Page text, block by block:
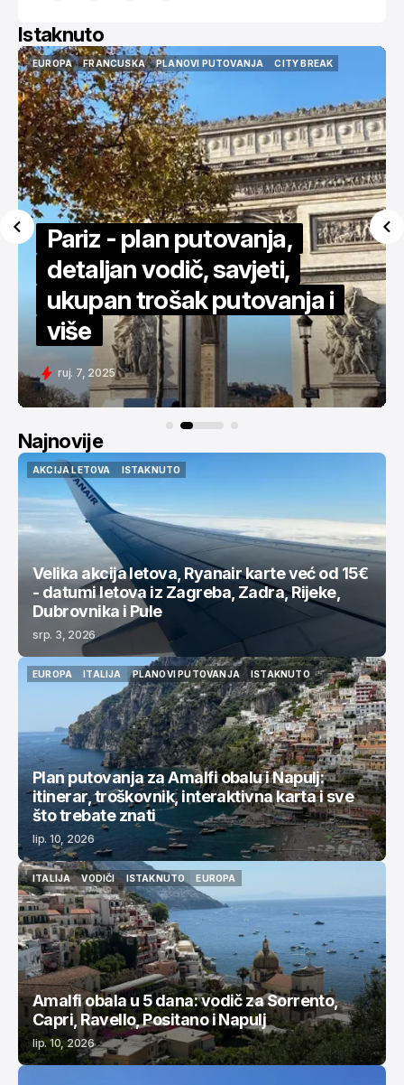
Istaknuto
USA
USA
AMERIKA
AMERIKA
NEW YORK
NEW YORK
CITY BREAK
CITY BREAK
VODIČI
ISTAKNUTO
Za 450€ povratno u New
York - detaljan vodič
svi. 11, 2025
Najnovije
AKCIJA LETOVA
AKCIJA LETOVA
ISTAKNUTO
Velika akcija letova, Ryanair karte već od 15€
- datumi letova iz Zagreba, Zadra, Rijeke,
Dubrovnika i Pule
srp. 3, 2026
EUROPA
ITALIJA
ITALIJA
PLANOVI PUTOVANJA
PLANOVI PUTOVANJA
ISTAKNUTO
ISTAKNUTO
Plan putovanja za Amalfi obalu i Napulj:
itinerar, troškovnik, interaktivna karta i sve
što trebate znati
lip. 10, 2026
ITALIJA
ITALIJA
VODIČI
VODIČI
ISTAKNUTO
ISTAKNUTO
EUROPA
EUROPA
Amalfi obala u 5 dana: vodič za Sorrento,
Capri, Ravello, Positano i Napulj
lip. 10, 2026